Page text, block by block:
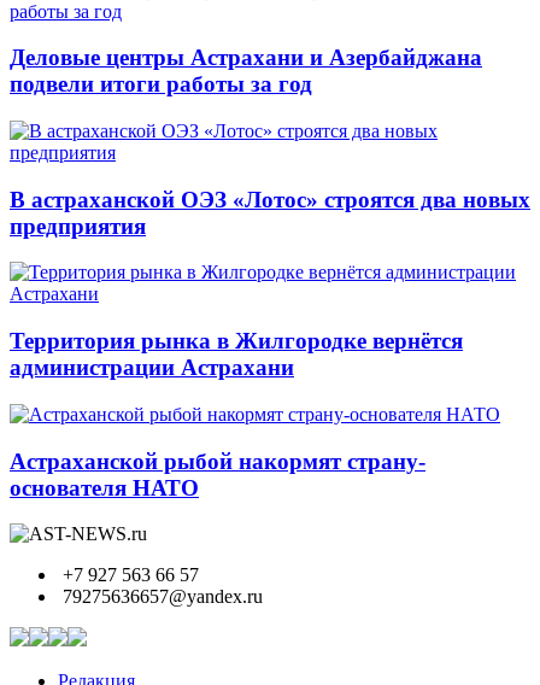
Деловые центры Астрахани и Азербайджана
подвели итоги работы за год
В астраханской ОЭЗ «Лотос» строятся два новых
предприятия
Территория рынка в Жилгородке вернётся
администрации Астрахани
Астраханской рыбой накормят страну-
основателя НАТО
+7 927 563 66 57
79275636657@yandex.ru